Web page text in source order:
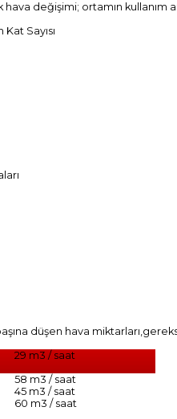
değişimi; ortamın kullanım
Sayısı
düşen hava
29 m3 / saat
58 m3 / saat
45 m3 / saat
60 m3 / saat